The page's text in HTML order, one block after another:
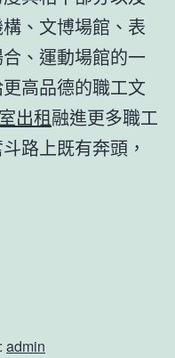
、文博場館、表
、運動場館的一
高品德的職工文
出租融進更多職工
路上既有奔頭，
admin